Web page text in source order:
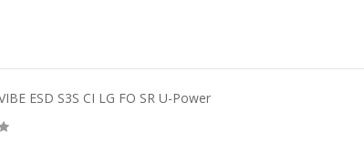
ESD S3S CI LG FO SR U-Power